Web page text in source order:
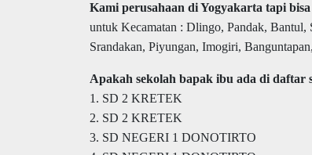
Kami perusahaan di Yogyakarta tapi
untuk Kecamatan : Dlingo, Pandak, Bantul,
Srandakan, Piyungan, Imogiri,
Apakah sekolah bapak ibu ada di daftar
1. SD 2 KRETEK
2. SD 2 KRETEK
3. SD NEGERI 1 DONOTIRTO